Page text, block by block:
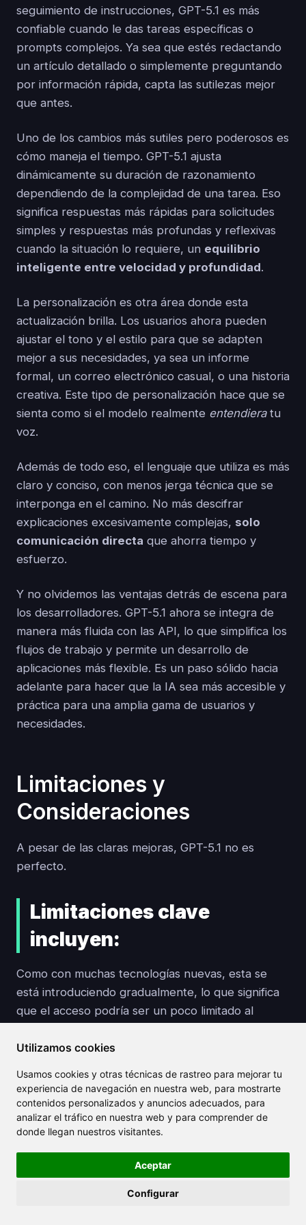
Utilizamos cookies
Usamos cookies y otras técnicas de rastreo para mejorar tu
experiencia de navegación en nuestra web, para mostrarte
contenidos personalizados y anuncios adecuados, para
analizar el tráfico en nuestra web y para comprender de
donde llegan nuestros visitantes.
Aceptar
Configurar
seguimiento de instrucciones, GPT-5.1 es más
confiable cuando le das tareas específicas o
prompts complejos. Ya sea que estés redactando
un artículo detallado o simplemente preguntando
por información rápida, capta las sutilezas mejor
que antes.
Uno de los cambios más sutiles pero poderosos es
cómo maneja el tiempo. GPT-5.1 ajusta
dinámicamente su duración de razonamiento
dependiendo de la complejidad de una tarea. Eso
significa respuestas más rápidas para solicitudes
simples y respuestas más profundas y reflexivas
cuando la situación lo requiere, un equilibrio
inteligente entre velocidad y profundidad.
La personalización es otra área donde esta
actualización brilla. Los usuarios ahora pueden
ajustar el tono y el estilo para que se adapten
mejor a sus necesidades, ya sea un informe
formal, un correo electrónico casual, o una historia
creativa. Este tipo de personalización hace que se
sienta como si el modelo realmente entendieratu
voz.
Además de todo eso, el lenguaje que utiliza es más
claro y conciso, con menos jerga técnica que se
interponga en el camino. No más descifrar
explicaciones excesivamente complejas, solo
comunicación directa que ahorra tiempo y
esfuerzo.
Y no olvidemos las ventajas detrás de escena para
los desarrolladores. GPT-5.1 ahora se integra de
manera más fluida con las API, lo que simplifica los
flujos de trabajo y permite un desarrollo de
aplicaciones más flexible. Es un paso sólido hacia
adelante para hacer que la IA sea más accesible y
práctica para una amplia gama de usuarios y
necesidades.
Limitaciones y
Consideraciones
A pesar de las claras mejoras, GPT-5.1 no es
perfecto.
Limitaciones clave
incluyen:
Como con muchas tecnologías nuevas, esta se
está introduciendo gradualmente, lo que significa
que el acceso podría ser un poco limitado al
posible que necesites ser paciente, podría tomar
disponible para todos.
El nuevo modelo "Thinking" trae mucho potencial,
pero no está exento de compensaciones. Puede
ser un poco más lento de lo que estás
acostumbrado, y la complejidad añadida también
puede significar costos más altos dependiendo de